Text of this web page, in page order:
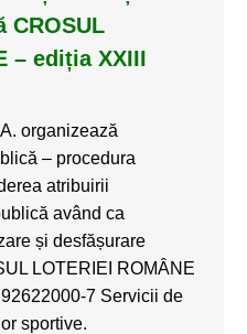
CROSUL
– ediția XXIII
organizează
– procedura
atribuirii
având ca
și desfășurare
LOTERIEI ROMÂNE
7 Servicii de
sportive.